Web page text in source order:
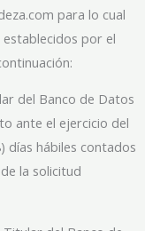
para lo cual
por el
del Banco de Datos
ante el ejercicio del
días hábiles contados
la solicitud